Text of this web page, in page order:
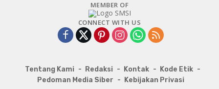
MEMBER OF
CONNECT WITH US
Tentang Kami Redaksi Kontak
Kode Etik
Pedoman Media Siber
Kebijakan Privasi